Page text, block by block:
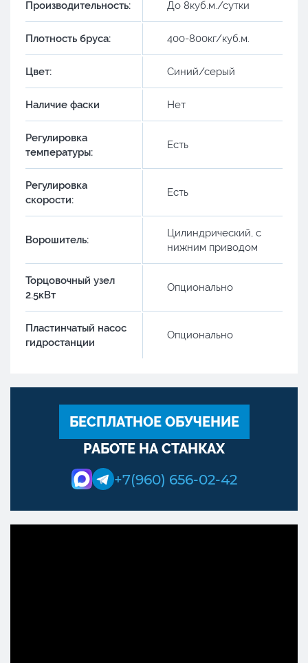
Производительность: До 8куб.м./сутки
Плотность бруса: 400-800кг/куб.м.
Цвет: Синий/серый
Наличие фаски Нет
Регулировка
температуры:
Есть
Регулировка
скорости:
Есть
Ворошитель:
Цилиндрический, с
нижним приводом
Торцовочный узел
2.5кВт
Опционально
Пластинчатый насос
гидростанции
Опционально
БЕСПЛАТНОЕ ОБУЧЕНИЕ
РАБОТЕ НА СТАНКАХ
+7(960) 656-02-42